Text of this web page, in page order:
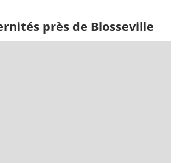
près de Blosseville